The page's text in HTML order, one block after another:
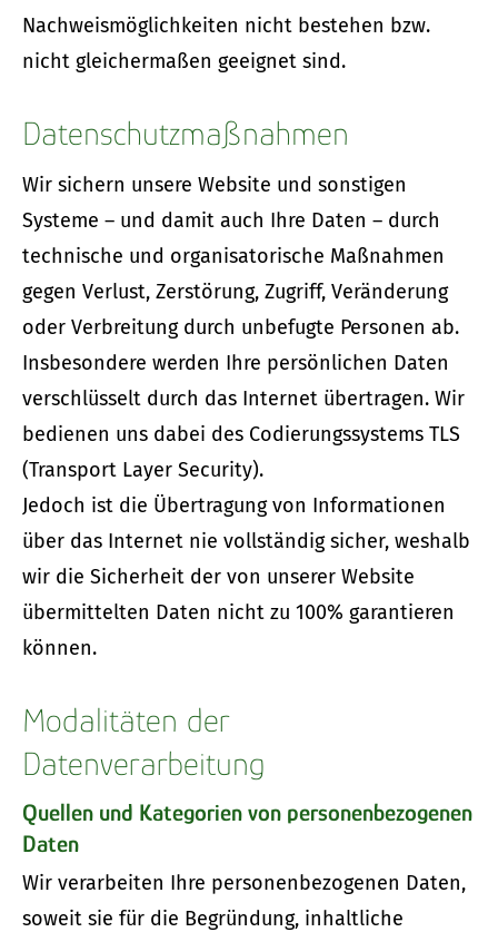
Nachweismöglichkeiten nicht bestehen bzw.
nicht gleichermaßen geeignet sind.
Datenschutzmaßnahmen
Wir sichern unsere Website und sonstigen
Systeme – und damit auch Ihre Daten – durch
technische und organisatorische Maßnahmen
gegen Verlust, Zerstörung, Zugriff, Veränderung
oder Verbreitung durch unbefugte Per­sonen ab.
Insbesondere werden Ihre persönlichen Daten
verschlüsselt durch das Internet übertragen. Wir
bedienen uns dabei des Codierungssystems TLS
(Transport Layer Security).
Jedoch ist die Übertragung von Informationen
über das Internet nie vollständig sicher, weshalb
wir die Sicherheit der von unserer Website
übermittelten Daten nicht zu 100% garantieren
können.
Modalitäten der
Datenverarbeitung
Quellen und Kategorien von personenbezogenen
Daten
Wir verarbeiten Ihre personenbezogenen Daten,
soweit sie für die Begründung, inhaltliche